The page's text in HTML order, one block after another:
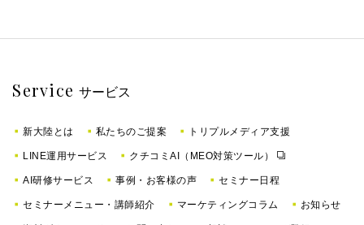
Service サービス
新大陸とは 私たちのご提案 トリプルメディア支援
LINE運用サービス クチコミAI（MEO対策ツール）
AI研修サービス 事例・お客様の声 セミナー日程
セミナーメニュー・講師紹介 マーケティングコラム お知らせ